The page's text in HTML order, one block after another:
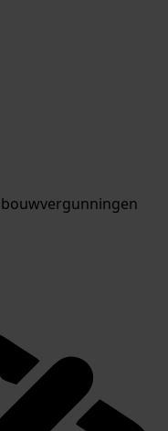
bouwvergunningen